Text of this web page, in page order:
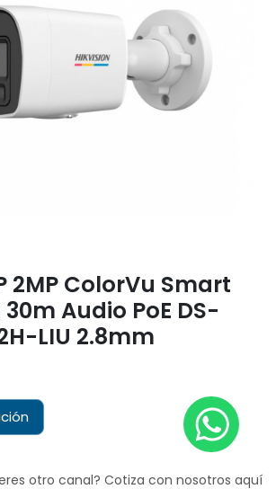
2MP ColorVu Smart
Audio PoE DS-
LIU 2.8mm
otro canal? Cotiza con nosotros aquí